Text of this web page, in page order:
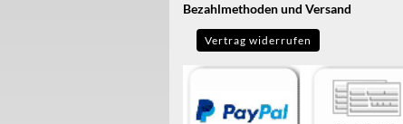
Bezahlmethoden und Versand
Vertrag widerrufen